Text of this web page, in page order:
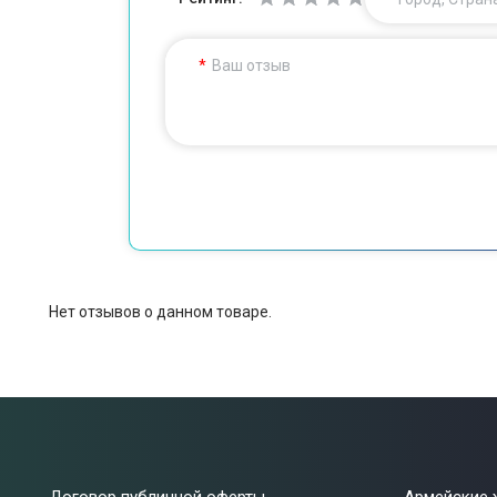
Ваш отзыв
Нет отзывов о данном товаре.